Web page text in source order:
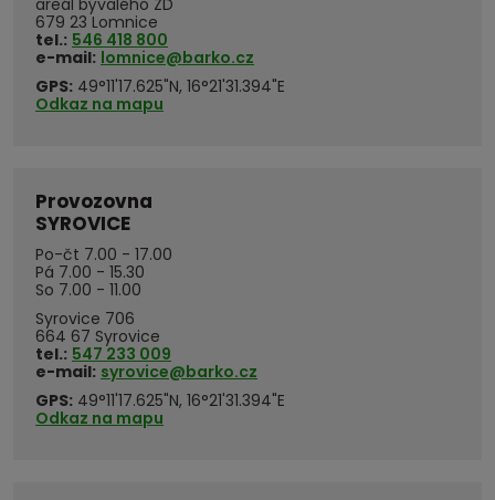
679 23 Lomnice
tel.: 546 418 800
e-mail: lomnice@barko.cz
GPS: 49°11'17.625"N, 16°21'31.394"E
Odkaz na mapu
Provozovna
SYROVICE
Po-čt 7.00 - 17.00
Pá 7.00 - 15.30
So 7.00 - 11.00
Syrovice 706
664 67 Syrovice
tel.: 547 233 009
e-mail: syrovice@barko.cz
GPS: 49°11'17.625"N, 16°21'31.394"E
Odkaz na mapu